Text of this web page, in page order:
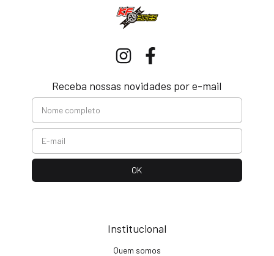
Receba nossas novidades por e-mail
Institucional
Quem somos